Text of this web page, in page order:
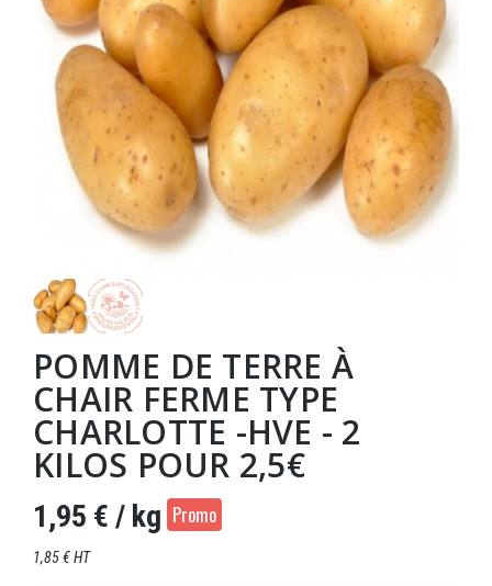
POMME DE TERRE À
CHAIR FERME TYPE
CHARLOTTE -HVE - 2
KILOS POUR 2,5€
1,95 € / kg Promo
1,85 € HT